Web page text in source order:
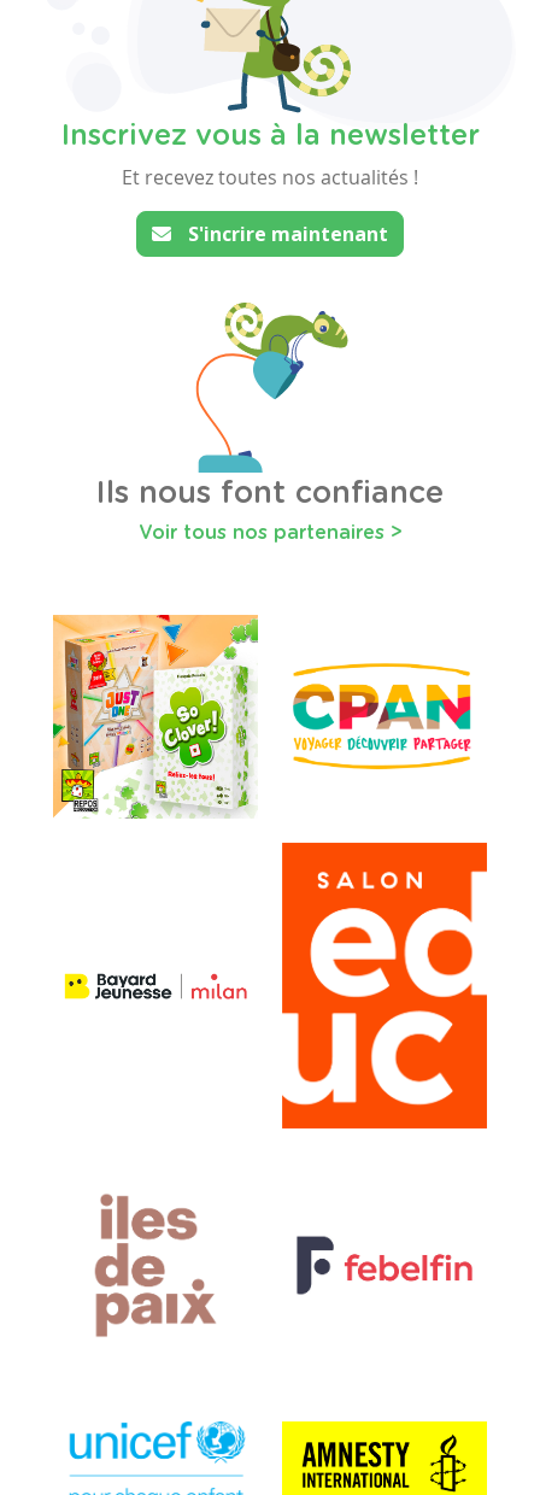
Inscrivez vous à la newsletter
Et recevez toutes nos actualités !
S'incrire maintenant
Ils nous font confiance
Voir tous nos partenaires >